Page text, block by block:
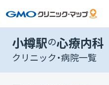
小樽駅の心療内科
クリニック・病院一覧